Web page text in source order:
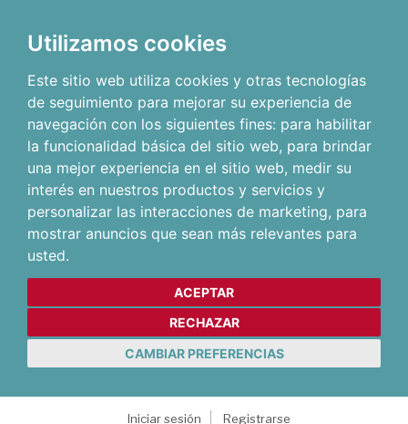
Utilizamos cookies
Este sitio web utiliza cookies y otras tecnologías
de seguimiento para mejorar su experiencia de
navegación con los siguientes fines: para habilitar
la funcionalidad básica del sitio web, para brindar
una mejor experiencia en el sitio web, medir su
interés en nuestros productos y servicios y
personalizar las interacciones de marketing, para
mostrar anuncios que sean más relevantes para
usted.
ACEPTAR
RECHAZAR
CAMBIAR PREFERENCIAS
Iniciar sesión
Registrarse